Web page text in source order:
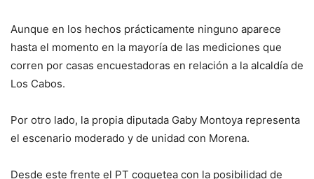
Aunque en los hechos prácticamente ninguno aparece
hasta el momento en la mayoría de las mediciones que
corren por casas encuestadoras en relación a la alcaldía de
Los Cabos.
Por otro lado, la propia diputada Gaby Montoya representa
el escenario moderado y de unidad con Morena.
Desde este frente el PT coquetea con la posibilidad de